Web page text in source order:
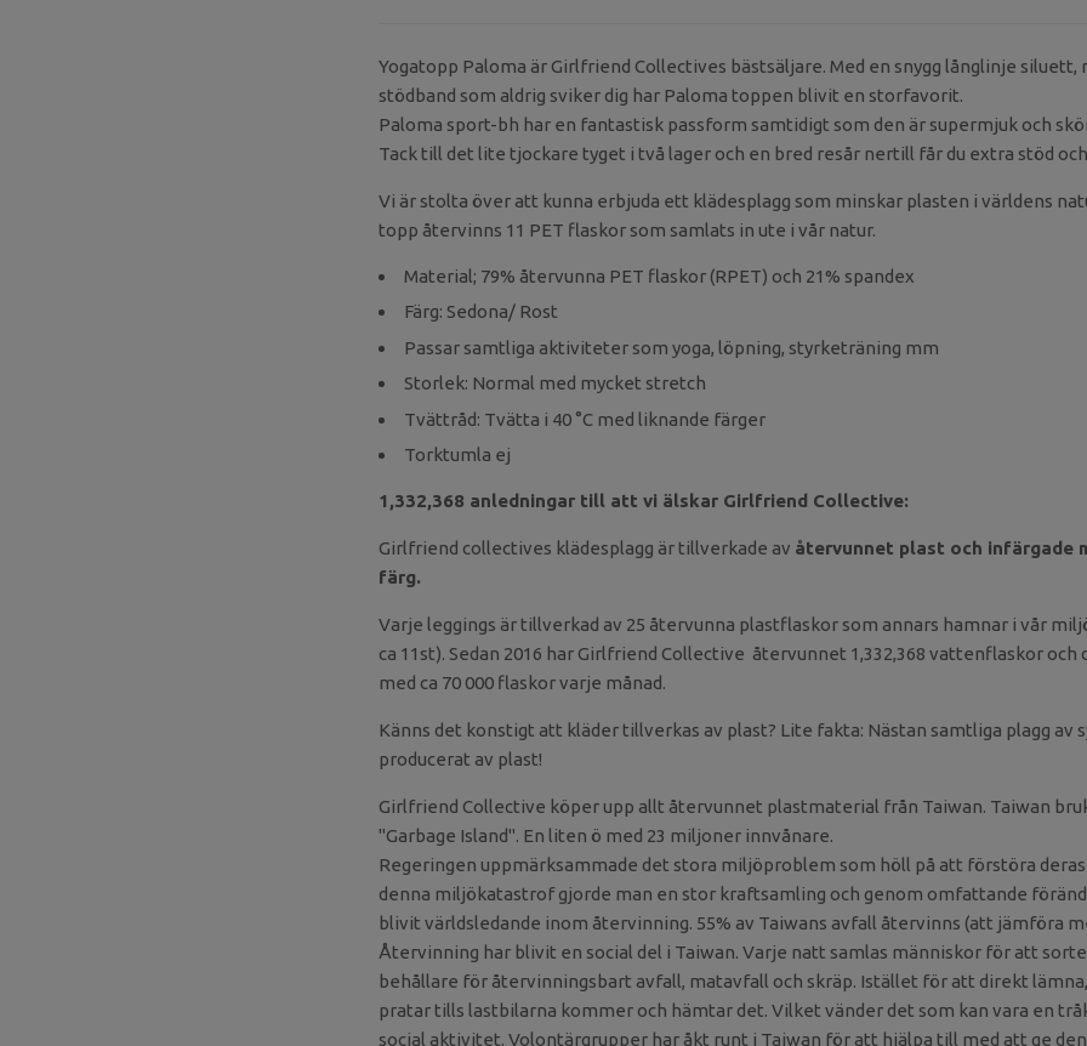
Yogatopp Paloma är Girlfriend Collectives bästsäljare. Med en snygg långlinje siluett,
stödband som aldrig sviker dig har Paloma toppen blivit en storfavorit.
Paloma sport-bh har en fantastisk passform samtidigt som den är supermjuk och
Tack till det lite tjockare tyget i två lager och en bred resår nertill får du extra stöd
Vi är stolta över att kunna erbjuda ett klädesplagg som minskar plasten i världens
topp återvinns 11 PET flaskor som samlats in ute i vår natur.
Material; 79% återvunna PET flaskor (RPET) och 21% spandex
Färg: Sedona/ Rost
Passar samtliga aktiviteter som yoga, löpning, styrketräning mm
Storlek: Normal med mycket stretch
Tvättråd: Tvätta i 40 °C med liknande färger
Torktumla ej
1,332,368 anledningar till att vi älskar Girlfriend Collective:
Girlfriend collectives klädesplagg är tillverkade av återvunnet plast och infärgade
färg.
Varje leggings är tillverkad av 25 återvunna plastflaskor som annars hamnar i vår
ca 11st). Sedan 2016 har Girlfriend Collective återvunnet 1,332,368 vattenflaskor
med ca 70 000 flaskor varje månad.
Känns det konstigt att kläder tillverkas av plast? Lite fakta: Nästan samtliga plagg av
producerat av plast!
Girlfriend Collective köper upp allt återvunnet plastmaterial från Taiwan. Taiwan
"Garbage Island". En liten ö med 23 miljoner innvånare.
Regeringen uppmärksammade det stora miljöproblem som höll på att förstöra
denna miljökatastrof gjorde man en stor kraftsamling och genom omfattande
blivit världsledande inom återvinning. 55% av Taiwans avfall återvinns (att jämföra
Återvinning har blivit en social del i Taiwan. Varje natt samlas människor för att
behållare för återvinningsbart avfall, matavfall och skräp. Istället för att direkt
pratar tills lastbilarna kommer och hämtar det. Vilket vänder det som kan vara en
social aktivitet. Volontärgrupper har åkt runt i Taiwan för att hjälpa till med att ge